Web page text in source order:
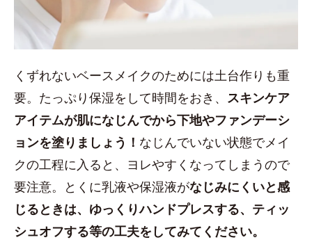
くずれないベースメイクのためには土台作りも重
要。たっぷり保湿をして時間をおき、 スキンケア
アイテムが肌になじんでから下地やファンデーシ
ョンを塗りましょう！ なじんでいない状態でメイ
クの工程に入ると、ヨレやすくなってしまうので
要注意。とくに乳液や保湿液がなじみにくいと感
じるときは、ゆっくりハンドプレスする、ティッ
シュオフする等の工夫をしてみてください。